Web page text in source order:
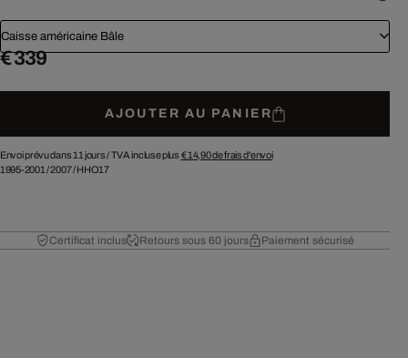
Caisse américaine Bâle
€ 339
AJOUTER AU PANIER
Envoi prévu dans 11 jours /TVA incluse plus € 14,90de frais d'envoi
1995-2001 /2007/HHO17
Certificat inclus Retours sous 60 jours Paiement sécurisé